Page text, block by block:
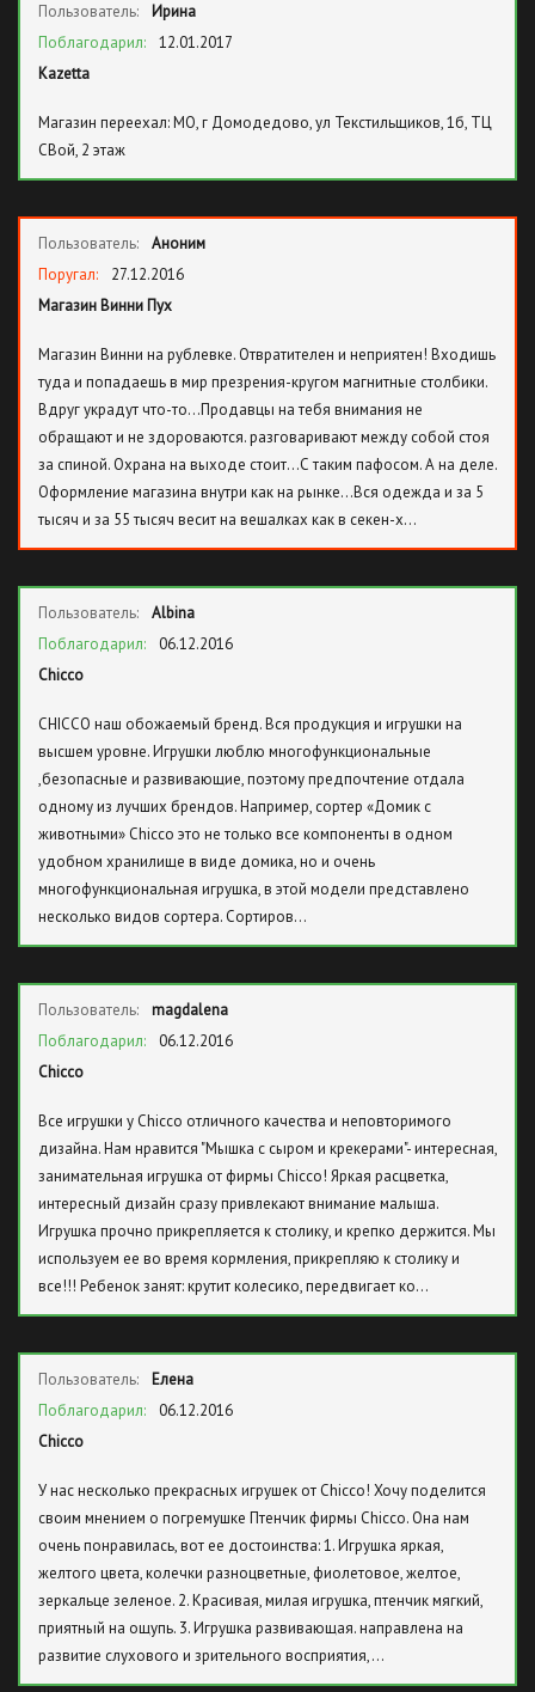
Пользователь:
Ирина
Поблагодарил:
12.01.2017
Kazetta
Магазин переехал: МО, г Домодедово, ул Текстильщиков, 1б, ТЦ
СВой, 2 этаж
Пользователь:
Аноним
Поругал:
27.12.2016
Магазин Винни Пух
Магазин Винни на рублевке. Отвратителен и неприятен! Входишь
туда и попадаешь в мир презрения-кругом магнитные столбики.
Вдруг украдут что-то…Продавцы на тебя внимания не
обращают и не здороваются. разговаривают между собой стоя
за спиной. Охрана на выходе стоит…С таким пафосом. А на деле.
Оформление магазина внутри как на рынке…Вся одежда и за 5
тысяч и за 55 тысяч весит на вешалках как в секен-х…
Пользователь:
Albina
Поблагодарил:
06.12.2016
Chicco
CHICCO наш обожаемый бренд. Вся продукция и игрушки на
высшем уровне. Игрушки люблю многофункциональные
,безопасные и развивающие, поэтому предпочтение отдала
одному из лучших брендов. Например, cортер «Домик с
животными» Chicco это не только все компоненты в одном
удобном хранилище в виде домика, но и очень
многофункциональная игрушка, в этой модели представлено
несколько видов сортера. Сортиров…
Пользователь:
magdalena
Поблагодарил:
06.12.2016
Chicco
Все игрушки у Chicco отличного качества и неповторимого
дизайна. Нам нравится "Мышка с сыром и крекерами"- интересная,
занимательная игрушка от фирмы Chicco! Яркая расцветка,
интересный дизайн сразу привлекают внимание малыша.
Игрушка прочно прикрепляется к столику, и крепко держится. Мы
используем ее во время кормления, прикрепляю к столику и
все!!! Ребенок занят: крутит колесико, передвигает ко…
Пользователь:
Елена
Поблагодарил:
06.12.2016
Chicco
У нас несколько прекрасных игрушек от Chicco! Хочу поделится
своим мнением о погремушке Птенчик фирмы Chicco. Она нам
очень понравилась, вот ее достоинства: 1. Игрушка яркая,
желтого цвета, колечки разноцветные, фиолетовое, желтое,
зеркальце зеленое. 2. Красивая, милая игрушка, птенчик мягкий,
приятный на ощупь. 3. Игрушка развивающая. направлена на
развитие слухового и зрительного восприятия,…